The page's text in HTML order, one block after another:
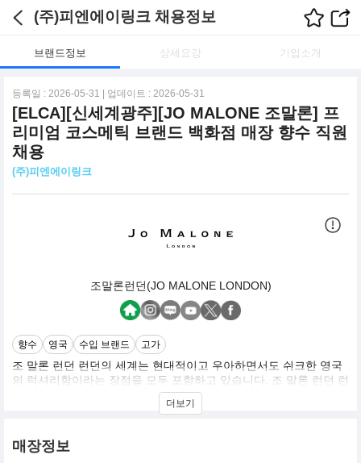
(주)피엔에이링크 채용정보
브랜드정보 상세요강 기업소개
등록일 : 2026-05-31 | 업데이트 : 2026-05-31
[ELCA][신세계광주][JO MALONE 조말론] 프
리미엄 코스메틱 브랜드 백화점 매장 향수 직원
채용
(주)피엔에이링크
조말론런던(JO MALONE LONDON)
향수 영국 수입 브랜드 고가
조 말론 런던 런던의 세계는 현대적이고 우아하면서도 쉬크한 영국
의 럭셔리함이라는 장점을 모두 포함하고 있습니다. 조 말론 런던 런
던브랜드의 목표는 유니크한 경험, 특별한 서비스, 그리고 우리의 감
각기관을 깨워주고 영감을 가져다 주는 고급스러운 제품들을 통하
조 말론 런던 런던은 문화와 세대를 초월하여 전세계 여성과 남성 모
두에게 사랑을 받고 있는 브랜드입니다.
더보기
매장정보